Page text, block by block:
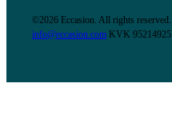
©2026 Eccasion. All rights reserved.
info@eccasion.com KVK 95214925